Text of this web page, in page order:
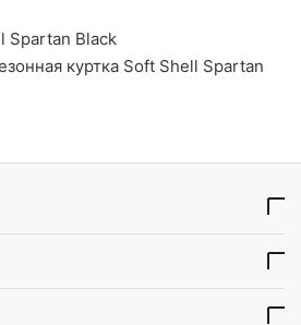
Spartan Black
куртка Soft Shell Spartan